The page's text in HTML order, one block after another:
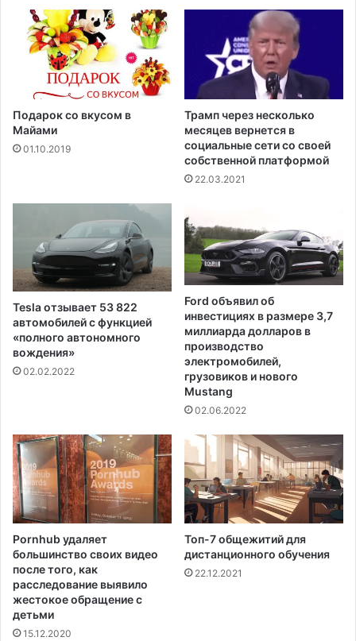
е
н
и
:
в
с
е
д
о
с
т
о
п
е
ч
а
т
е
л
ь
н
о
с
т
и
Подарок со вкусом в
Майами
01.10.2019
Трамп через несколько
месяцев вернется в
социальные сети со своей
собственной платформой
22.03.2021
Tesla отзывает 53 822
автомобилей с функцией
«полного автономного
вождения»
02.02.2022
Ford объявил об
инвестициях в размере 3,7
миллиарда долларов в
производство
электромобилей,
грузовиков и нового
Mustang
02.06.2022
Pornhub удаляет
большинство своих видео
после того, как
расследование выявило
жестокое обращение с
детьми
15.12.2020
Топ-7 общежитий для
дистанционного обучения
22.12.2021